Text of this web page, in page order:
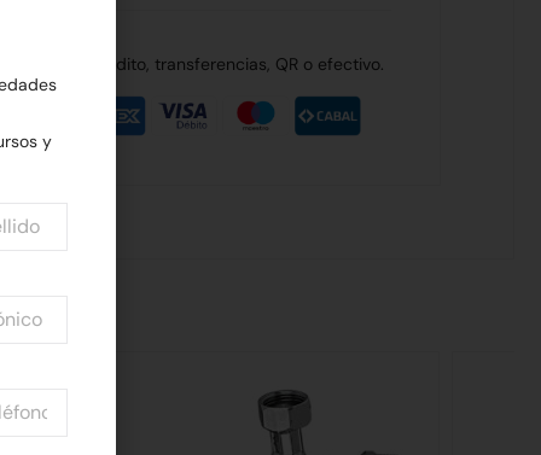
de débito, crédito, transferencias, QR o efectivo.
y